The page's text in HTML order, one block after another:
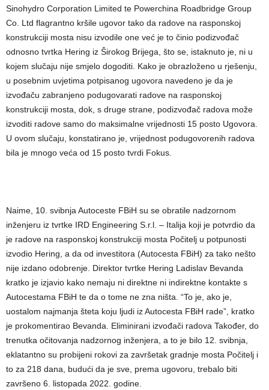
Sinohydro Corporation Limited te Powerchina Roadbridge Group
Co. Ltd flagrantno kršile ugovor tako da radove na rasponskoj
konstrukciji mosta nisu izvodile one već je to činio podizvođač
odnosno tvrtka Hering iz Širokog Brijega, što se, istaknuto je, ni u
kojem slučaju nije smjelo dogoditi. Kako je obrazloženo u rješenju,
u posebnim uvjetima potpisanog ugovora navedeno je da je
izvođaču zabranjeno podugovarati radove na rasponskoj
konstrukciji mosta, dok, s druge strane, podizvođač radova može
izvoditi radove samo do maksimalne vrijednosti 15 posto Ugovora.
U ovom slučaju, konstatirano je, vrijednost podugovorenih radova
bila je mnogo veća od 15 posto tvrdi Fokus.
Naime, 10. svibnja Autoceste FBiH su se obratile nadzornom
inženjeru iz tvrtke IRD Engineering S.r.l. – Italija koji je potvrdio da
je radove na rasponskoj konstrukciji mosta Počitelj u potpunosti
izvodio Hering, a da od investitora (Autocesta FBiH) za tako nešto
nije izdano odobrenje. Direktor tvrtke Hering Ladislav Bevanda
kratko je izjavio kako nemaju ni direktne ni indirektne kontakte s
Autocestama FBiH te da o tome ne zna ništa. “To je, ako je,
uostalom najmanja šteta koju ljudi iz Autocesta FBiH rade”, kratko
je prokomentirao Bevanda. Eliminirani izvođači radova Također, do
trenutka očitovanja nadzornog inženjera, a to je bilo 12. svibnja,
eklatantno su probijeni rokovi za završetak gradnje mosta Počitelj i
to za 218 dana, budući da je sve, prema ugovoru, trebalo biti
završeno 6. listopada 2022. godine.